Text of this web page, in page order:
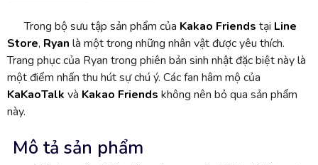
Trong bộ sưu tập sản phẩm của Kakao Friends tại Line
Store, Ryan là một trong những nhân vật được yêu thích.
Trang phục của Ryan trong phiên bản sinh nhật đặc biệt này là
một điểm nhấn thu hút sự chú ý. Các fan hâm mộ của
KaKaoTalk và Kakao Friends không nên bỏ qua sản phẩm
này.
Mô tả sản phẩm